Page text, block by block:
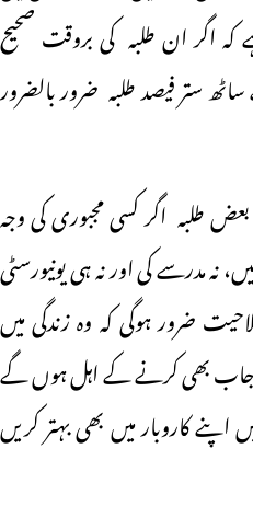
اگر ان طلبہ کی بروقت صحیح
ستر فیصد طلبہ ضرور بالضرور
طلبہ اگر کسی مجبوری کی وجہ
نہ مدرسے کی اور نہ ہی یونیورسٹی
ضرور ہوگی کہ وہ زندگی میں
جاب بھی کرنے کے اہل ہوں گے
اپنے کاروبار میں بھی بہتر کریں